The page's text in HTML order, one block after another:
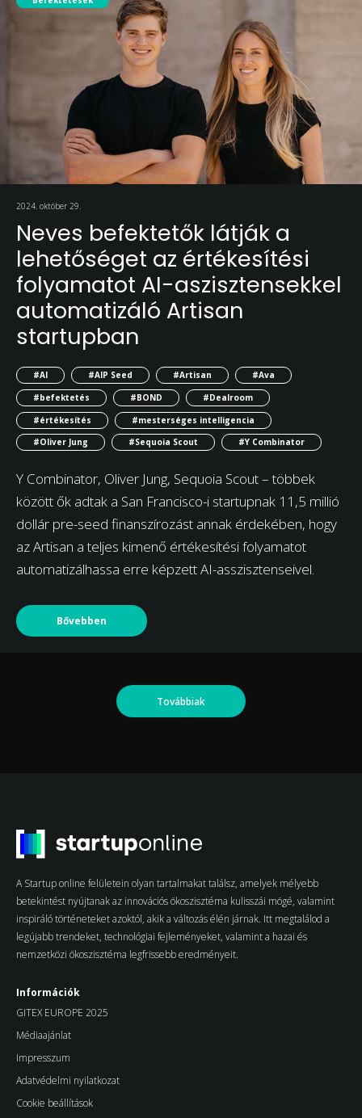
2024. október 29.
Neves befektetők látják a
lehetőséget az értékesítési
folyamatot AI-aszisztensekkel
automatizáló Artisan
startupban
#AI #AIP Seed #Artisan
#Ava
#befektetés
#BOND
#Dealroom
#értékesítés
#mesterséges intelligencia
#Oliver Jung
#Sequoia Scout #Y Combinator
Y Combinator, Oliver Jung, Sequoia Scout – többek
között ők adtak a San Francisco-i startupnak 11,5 millió
dollár pre-seed finanszírozást annak érdekében, hogy
az Artisan a teljes kimenő értékesítési folyamatot
automatizálhassa erre képzett AI-asszisztenseivel.
Bővebben
Továbbiak
A Startup online felületein olyan tartalmakat találsz, amelyek mélyebb
betekintést nyújtanak az innovációs ökoszisztéma kulisszái mögé, valamint
inspiráló történeteket azoktól, akik a változás élén járnak. Itt megtalálod a
legújabb trendeket, technológiai fejleményeket, valamint a hazai és
nemzetközi ökoszisztéma legfrissebb eredményeit.
Információk
GITEX EUROPE 2025
Médiaajánlat
Impresszum
Adatvédelmi nyilatkozat
Cookie beállítások